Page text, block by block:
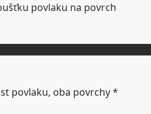
povlaku na povrch
povlaku, oba povrchy *